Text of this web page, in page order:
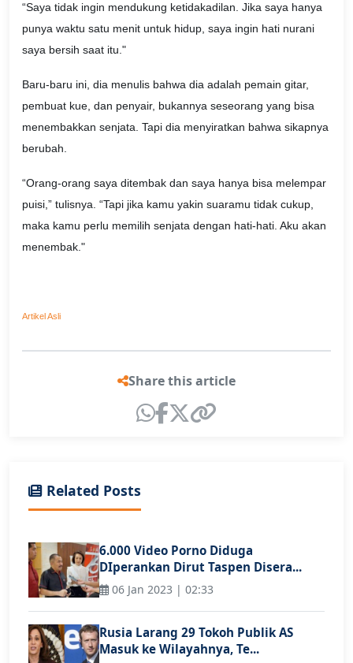
“Saya tidak ingin mendukung ketidakadilan. Jika saya hanya
punya waktu satu menit untuk hidup, saya ingin hati nurani
saya bersih saat itu."
Baru-baru ini, dia menulis bahwa dia adalah pemain gitar,
pembuat kue, dan penyair, bukannya seseorang yang bisa
menembakkan senjata. Tapi dia menyiratkan bahwa sikapnya
berubah.
“Orang-orang saya ditembak dan saya hanya bisa melempar
puisi,” tulisnya. “Tapi jika kamu yakin suaramu tidak cukup,
maka kamu perlu memilih senjata dengan hati-hati. Aku akan
menembak."
Artikel Asli
Share this article
Related Posts
6.000 Video Porno Diduga
DIperankan Dirut Taspen Disera...
06 Jan 2023 | 02:33
Rusia Larang 29 Tokoh Publik AS
Masuk ke Wilayahnya, Te...